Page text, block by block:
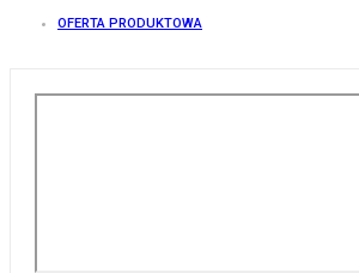
OFERTA PRODUKTOWA